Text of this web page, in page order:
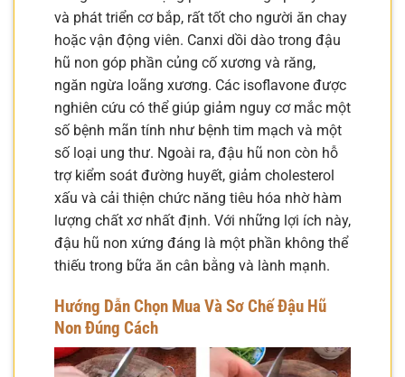
và phát triển cơ bắp, rất tốt cho người ăn chay
hoặc vận động viên. Canxi dồi dào trong đậu
hũ non góp phần củng cố xương và răng,
ngăn ngừa loãng xương. Các isoflavone được
nghiên cứu có thể giúp giảm nguy cơ mắc một
số bệnh mãn tính như bệnh tim mạch và một
số loại ung thư. Ngoài ra, đậu hũ non còn hỗ
trợ kiểm soát đường huyết, giảm cholesterol
xấu và cải thiện chức năng tiêu hóa nhờ hàm
lượng chất xơ nhất định. Với những lợi ích này,
đậu hũ non xứng đáng là một phần không thể
thiếu trong bữa ăn cân bằng và lành mạnh.
Hướng Dẫn Chọn Mua Và Sơ Chế Đậu Hũ
Non Đúng Cách